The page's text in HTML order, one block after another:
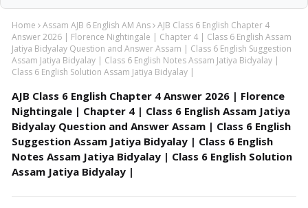
Home Assam AJB 6 English AM Ans AJB Class 6 English Chapter 4
Answer 2026 | Florence Nightingale | Chapter 4 | Class 6 English Assam
Jatiya Bidyalay Question and Answer Assam | Class 6 English Suggestion
Assam Jatiya Bidyalay | Class 6 English Notes Assam Jatiya Bidyalay |
Class 6 English Solution Assam Jatiya Bidyalay |
AJB Class 6 English Chapter 4 Answer 2026 | Florence
Nightingale | Chapter 4 | Class 6 English Assam Jatiya
Bidyalay Question and Answer Assam | Class 6 English
Suggestion Assam Jatiya Bidyalay | Class 6 English
Notes Assam Jatiya Bidyalay | Class 6 English Solution
Assam Jatiya Bidyalay |